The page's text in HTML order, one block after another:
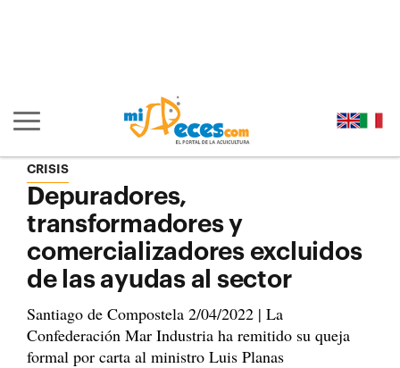
Mostrar/ocultar navegación principal
CRISIS
Depuradores,
transformadores y
comercializadores excluidos
de las ayudas al sector
Santiago de Compostela 2/04/2022 | La
Confederación Mar Industria ha remitido su queja
formal por carta al ministro Luis Planas